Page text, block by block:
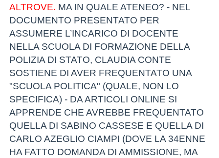
ALTROVE. MA IN QUALE ATENEO? - NEL
DOCUMENTO PRESENTATO PER
ASSUMERE L’INCARICO DI DOCENTE
NELLA SCUOLA DI FORMAZIONE DELLA
POLIZIA DI STATO, CLAUDIA CONTE
SOSTIENE DI AVER FREQUENTATO UNA
"SCUOLA POLITICA" (QUALE, NON LO
SPECIFICA) - DA ARTICOLI ONLINE SI
APPRENDE CHE AVREBBE FREQUENTATO
QUELLA DI SABINO CASSESE E QUELLA DI
CARLO AZEGLIO CIAMPI (DOVE LA 34ENNE
HA FATTO DOMANDA DI AMMISSIONE, MA